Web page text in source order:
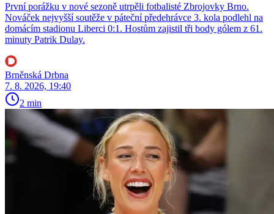
První porážku v nové sezoně utrpěli fotbalisté Zbrojovky Brno.
Nováček nejvyšší soutěže v páteční předehrávce 3. kola podlehl na
domácím stadionu Liberci 0:1. Hostům zajistil tři body gólem z 61.
minuty Patrik Dulay.
Brněnská Drbna
7. 8. 2026, 19:40
2 min